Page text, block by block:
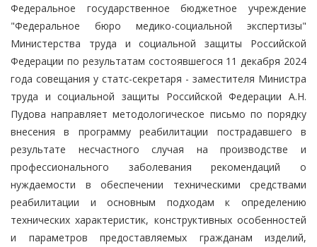
Федеральное государственное бюджетное учреждение
"Федеральное бюро медико-социальной экспертизы"
Министерства труда и социальной защиты Российской
Федерации по результатам состоявшегося 11 декабря 2024
года совещания у статс-секретаря - заместителя Министра
труда и социальной защиты Российской Федерации А.Н.
Пудова направляет методологическое письмо по порядку
внесения в программу реабилитации пострадавшего в
результате несчастного случая на производстве и
профессионального заболевания рекомендаций о
нуждаемости в обеспечении техническими средствами
реабилитации и основным подходам к определению
технических характеристик, конструктивных особенностей
и параметров предоставляемых гражданам изделий,